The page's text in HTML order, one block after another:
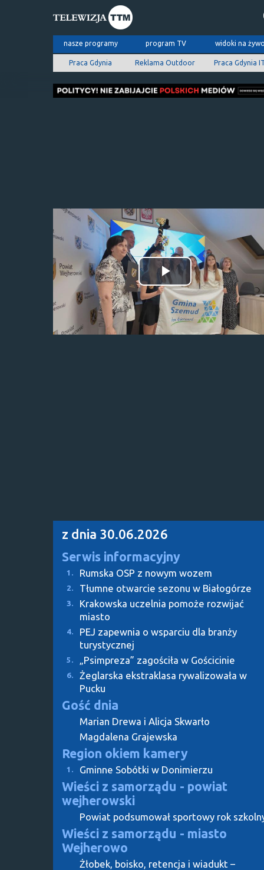
nasze programy program TV widoki na
Praca Gdynia Reklama Outdoor Praca Gdynia
Odtwórz
wideo
z dnia 30.06.2026
Serwis informacyjny
1. Rumska OSP z nowym wozem
2. Tłumne otwarcie sezonu w Białogórze
3.
Krakowska uczelnia pomoże rozwijać
miasto
4.
PEJ zapewnia o wsparciu dla branży
turystycznej
5. „Psimpreza” zagościła w Gościcinie
6.
Żeglarska ekstraklasa rywalizowała w
Pucku
Gość dnia
Marian Drewa i Alicja Skwarło
Magdalena Grajewska
Region okiem kamery
1. Gminne Sobótki w Donimierzu
Wieści z samorządu - powiat
wejherowski
Powiat podsumował sportowy rok
Wieści z samorządu - miasto
Wejherowo
Żłobek, boisko, retencja i wiadukt –